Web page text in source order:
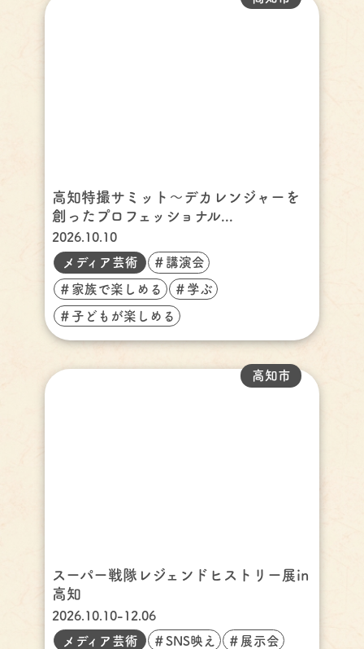
高知特撮サミット～デカレンジャーを
創ったプロフェッショナル...
2026.10.10
メディア芸術
＃講演会
＃家族で楽しめる ＃学ぶ
＃子どもが楽しめる
スーパー戦隊レジェンドヒストリー展in
高知
高知市
2026.10.10-12.06
メディア芸術
＃SNS映え ＃展示会